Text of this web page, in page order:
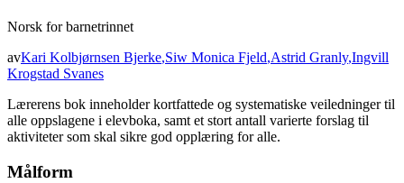
Norsk for barnetrinnet
avKari Kolbjørnsen Bjerke,Siw Monica Fjeld,Astrid Granly,Ingvill
Krogstad Svanes
Lærerens bok inneholder kortfattede og systematiske veiledninger til
alle oppslagene i elevboka, samt et stort antall varierte forslag til
aktiviteter som skal sikre god opplæring for alle.
Målform